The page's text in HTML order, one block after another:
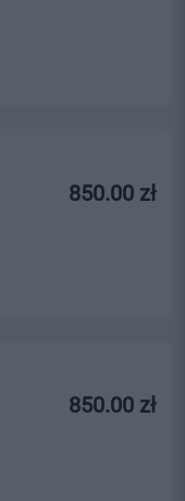
850.00 zł
850.00 zł